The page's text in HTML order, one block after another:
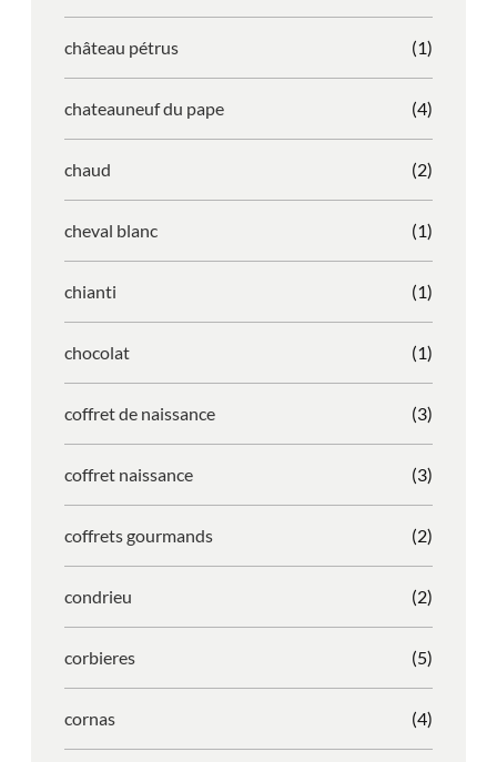
château pétrus (1)
chateauneuf du pape (4)
chaud (2)
cheval blanc (1)
chianti (1)
chocolat (1)
coffret de naissance (3)
coffret naissance (3)
coffrets gourmands (2)
condrieu (2)
corbieres (5)
cornas (4)